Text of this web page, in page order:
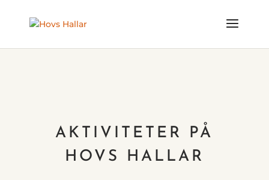
AKTIVITETER PÅ
HOVS HALLAR